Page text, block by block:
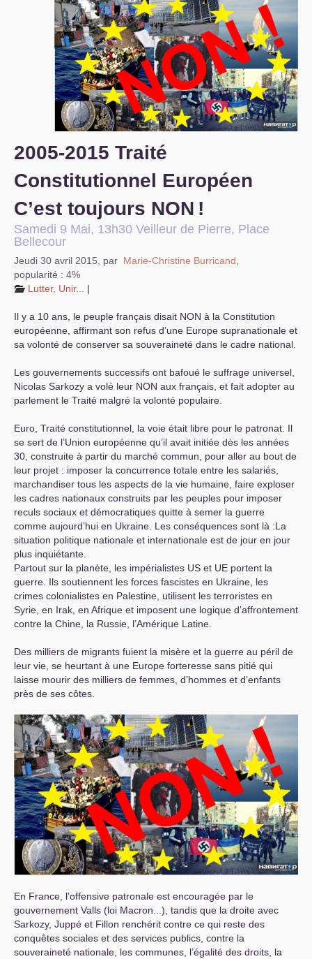
S’organiser
Comprendre...
Vie du site
2005-2015 Traité
Constitutionnel Européen
C’est toujours NON !
Samedi 9 Mai, 13h30 Veilleur de Pierre, Place
Bellecour
Jeudi 30 avril 2015 par Marie-Christine Burricand
popularité : 4%
Lutter, Unir...
|
Il y a 10 ans, le peuple français disait NON à la Constitution
européenne, affirmant son refus d’une Europe supranationale et
sa volonté de conserver sa souveraineté dans le cadre national.
Les gouvernements successifs ont bafoué le suffrage universel,
Nicolas Sarkozy a volé leur NON aux français, et fait adopter au
parlement le Traité malgré la volonté populaire.
Euro, Traité constitutionnel, la voie était libre pour le patronat. Il
se sert de l’Union européenne qu’il avait initiée dès les années
30, construite à partir du marché commun, pour aller au bout de
leur projet : imposer la concurrence totale entre les salariés,
marchandiser tous les aspects de la vie humaine, faire exploser
les cadres nationaux construits par les peuples pour imposer
reculs sociaux et démocratiques quitte à semer la guerre
comme aujourd’hui en Ukraine. Les conséquences sont là :La
situation politique nationale et internationale est de jour en jour
plus inquiétante.
Partout sur la planète, les impérialistes US et UE portent la
guerre. Ils soutiennent les forces fascistes en Ukraine, les
crimes colonialistes en Palestine, utilisent les terroristes en
Syrie, en Irak, en Afrique et imposent une logique d’affrontement
contre la Chine, la Russie, l’Amérique Latine.
Des milliers de migrants fuient la misère et la guerre au péril de
leur vie, se heurtant à une Europe forteresse sans pitié qui
laisse mourir des milliers de femmes, d’hommes et d’enfants
près de ses côtes.
En France, l’offensive patronale est encouragée par le
gouvernement Valls (loi Macron...), tandis que la droite avec
Sarkozy, Juppé et Fillon renchérit contre ce qui reste des
conquêtes sociales et des services publics, contre la
souveraineté nationale, les communes, l’égalité des droits, la